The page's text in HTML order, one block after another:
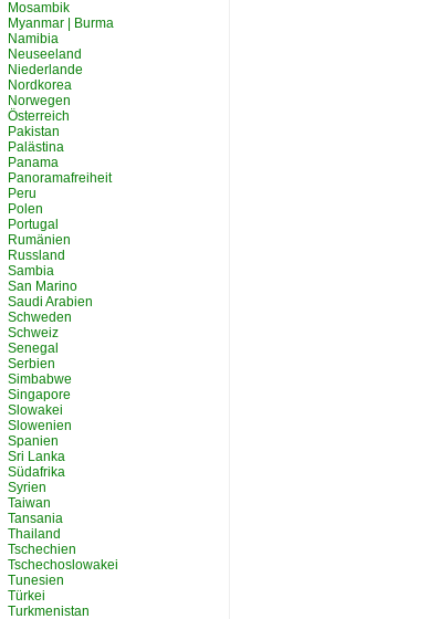
Mosambik
Myanmar | Burma
Namibia
Neuseeland
Niederlande
Nordkorea
Norwegen
Österreich
Pakistan
Palästina
Panama
Panoramafreiheit
Peru
Polen
Portugal
Rumänien
Russland
Sambia
San Marino
Saudi Arabien
Schweden
Schweiz
Senegal
Serbien
Simbabwe
Singapore
Slowakei
Slowenien
Spanien
Sri Lanka
Südafrika
Syrien
Taiwan
Tansania
Thailand
Tschechien
Tschechoslowakei
Tunesien
Türkei
Turkmenistan